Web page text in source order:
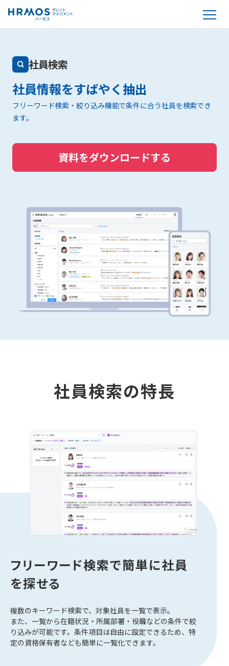
社員検索
社員情報をすばやく抽出
フリーワード検索・絞り込み機能で条件に合う社員を検索でき
ます。
資料をダウンロードする
社員検索の特長
フリーワード検索で簡単に社員
を探せる
複数のキーワード検索で、対象社員を一覧で表示。
また、一覧から在籍状況・所属部署・役職などの条件で絞
り込みが可能です。条件項目は自由に設定できるため、特
定の資格保有者なども簡単に一覧化できます。